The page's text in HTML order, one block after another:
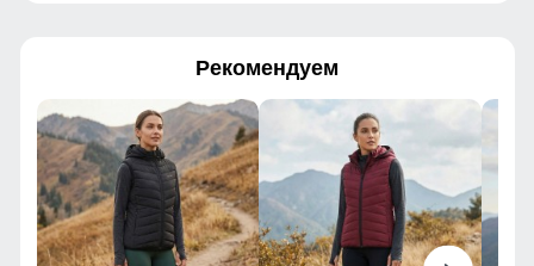
Рекомендуем